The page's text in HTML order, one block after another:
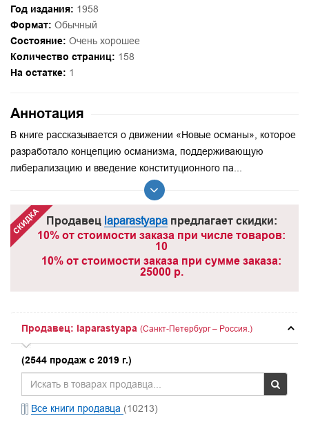
Год издания: 1958
Формат: Обычный
Состояние: Очень хорошее
Количество страниц: 158
На остатке: 1
Аннотация
В книге рассказывается о движении «Новые османы», которое
разработало концепцию османизма, поддерживающую
либерализацию и введение конституционного па...
Продавец laparastyapaпредлагает скидки:
10% от стоимости заказа при числе товаров:
10
10% от стоимости заказа при сумме заказа:
25000 р.
Продавец: laparastyapa (Санкт-Петербург – Россия.)
(2544 продаж с 2019 г.)
Все книги продавца (10213)